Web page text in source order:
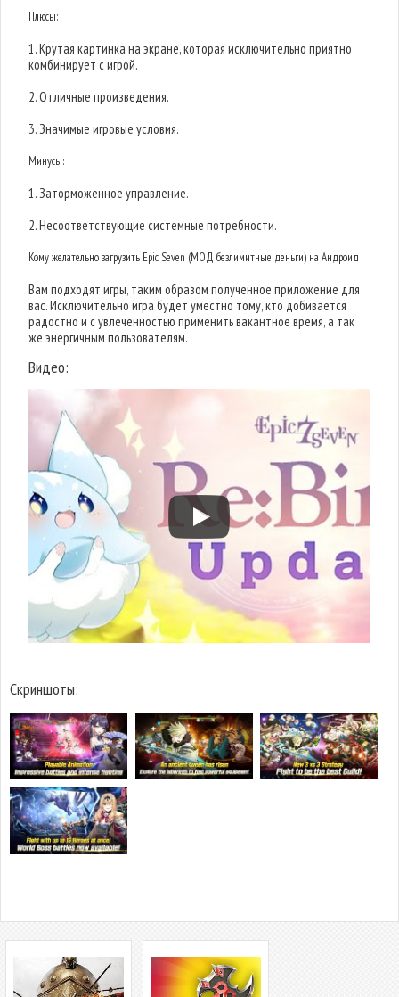
Плюсы:
1. Крутая картинка на экране, которая исключительно приятно
комбинирует с игрой.
2. Отличные произведения.
3. Значимые игровые условия.
Минусы:
1. Заторможенное управление.
2. Несоответствующие системные потребности.
Кому желательно загрузить Epic Seven (МОД безлимитные деньги) на Андроид
Вам подходят игры, таким образом полученное приложение для
вас. Исключительно игра будет уместно тому, кто добивается
радостно и с увлеченностью применить вакантное время, а так
же энергичным пользователям.
Видео:
Скриншоты: